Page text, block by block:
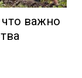
что важно